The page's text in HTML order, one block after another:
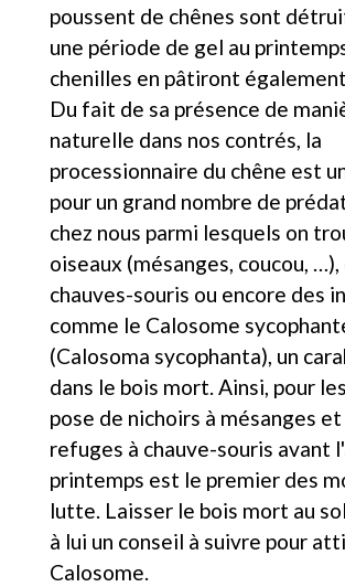
poussent de chênes sont
une période de gel au
chenilles en pâtiront
Du fait de sa présence de
naturelle dans nos contrés, la
processionnaire du chêne est
pour un grand nombre de
chez nous parmi lesquels on
oiseaux (mésanges, coucou, …),
chauves-souris ou encore des
comme le Calosome
(Calosoma sycophanta), un
dans le bois mort. Ainsi, pour
pose de nichoirs à mésanges
refuges à chauve-souris avant
printemps est le premier des
lutte. Laisser le bois mort au
à lui un conseil à suivre pour
Calosome.